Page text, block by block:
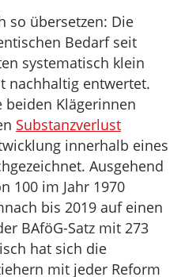
so übersetzen: Die
Bedarf seit
systematisch klein
nachhaltig entwertet.
beiden Klägerinnen
Substanzverlust
innerhalb eines
Ausgehend
100 im Jahr 1970
bis 2019 auf einen
BAföG-Satz mit 273
hat sich die
mit jeder Reform